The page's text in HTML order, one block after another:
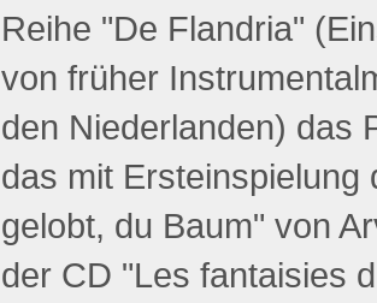
Reihe "De Flandria"
von früher
den Niederlanden) das
das mit Ersteinspielung
gelobt, du Baum" von
der CD "Les fantaisies